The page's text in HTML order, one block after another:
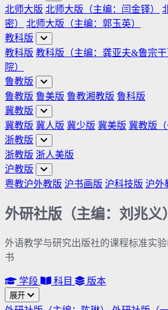
北师大版 北师大版（主编：闫金铎）
密）
北师大版（主编：郭玉英）
教科版
教科版 教科版（主编：龚亚夫&鲁宗干
院）
鲁教版
鲁教版 鲁美版 鲁教湘教版 鲁科版
冀教版
冀教版 冀人版 冀少版 冀美版 冀教版（
浙教版
浙教版 浙人美版
沪教版
粤教沪外教版 沪书画版 沪科技版 沪外
外研社版（主编：刘兆义）
外语教学与研究出版社的课程标准实
书
学段 科目 版本
展开